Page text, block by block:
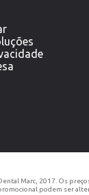
Marc, 2017. Os
podem ser